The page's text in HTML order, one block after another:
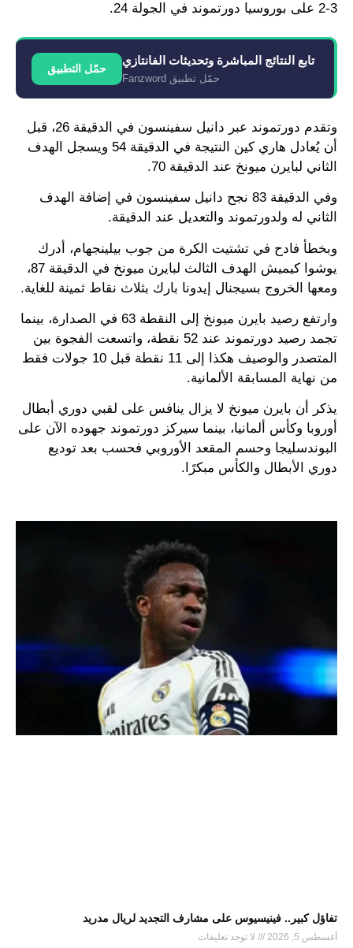
3-2 على بوروسيا دورتموند في الجولة 24.
تابع النتائج المباشرة وتحديثات الفانتازي
حمّل تطبيق Fanzword
حمّل التطبيق
وتقدم دورتموند عبر دانيل سفينسون في الدقيقة 26، قبل
أن يُعادل هاري كين النتيجة في الدقيقة 54 ويسجل الهدف
الثاني لبايرن ميونخ عند الدقيقة 70.
وفي الدقيقة 83 نجح دانيل سفينسون في إضافة الهدف
الثاني له ولدورتموند والتعديل عند الدقيقة.
وبخطأ فادح في تشتيت الكرة من جوب بيلينجهام، أدرك
يوشوا كيميش الهدف الثالث لبايرن ميونخ في الدقيقة 87،
ومعها الخروج بسيجنال إيدونا بارك بثلاث نقاط ثمينة للغاية.
وارتفع رصيد بايرن ميونخ إلى النقطة 63 في الصدارة، بينما
تجمد رصيد دورتموند عند 52 نقطة، واتسعت الفجوة بين
المتصدر والوصيف هكذا إلى 11 نقطة قبل 10 جولات فقط
من نهاية المسابقة الألمانية.
يذكر أن بايرن ميونخ لا يزال ينافس على لقبي دوري أبطال
أوروبا وكأس ألمانيا، بينما سيركز دورتموند جهوده الآن على
البوندسليجا وحسم المقعد الأوروبي فحسب بعد توديع
دوري الأبطال والكأس مبكرًا.
تفاؤل كبير.. فينيسيوس على مشارف التجديد لريال مدريد
أغسطس 5, 2026 لا توجد تعليقات